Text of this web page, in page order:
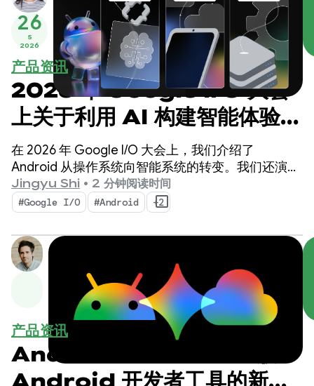
26
5
2026
产品资讯
2026 年 Google I/O 大会
上关于利用 AI 构建智能体验的
Android 最新动态
在 2026 年 Google I/O 大会上，我们介绍了
Android 从操作系统向智能系统的转变。我们还演示
了如何使用系统原生构建智能体验，以及如何将
Google AI 的强大功能引入您的应用。
Jingyu Shi • 2 分钟阅读时间
#Google I/O #Android +2
产品资讯
Android Studio I/O 版：